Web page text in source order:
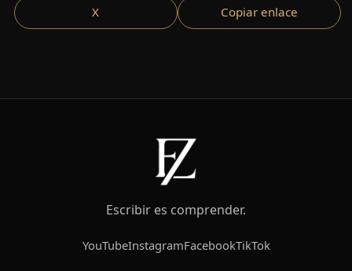
X Copiar enlace
Escribir es comprender.
YouTubeInstagramFacebookTikTok